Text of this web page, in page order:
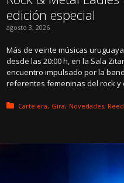
edición especial
agosto 3, 2026
Más de veinte músicas
desde las 20:00 h, en la Sala
encuentro impulsado por la
referentes femeninas del rock
Posted in:
Cartelera Gira Novedades